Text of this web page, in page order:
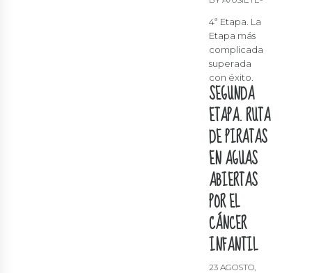
4ª Etapa. La
Etapa más
complicada
superada
con éxito.
SEGUNDA
ETAPA. RUTA
DE PIRATAS
EN AGUAS
ABIERTAS
POR EL
CÁNCER
INFANTIL
23 AGOSTO,